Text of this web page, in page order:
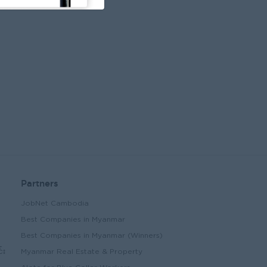
Partners
JobNet Cambodia
Best Companies in Myanmar
Best Companies in Myanmar (Winners)
Myanmar Real Estate & Property